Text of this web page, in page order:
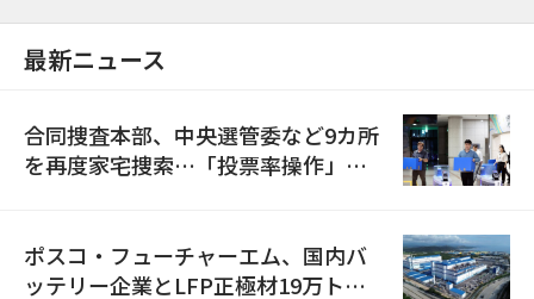
最新ニュース
合同捜査本部、中央選管委など9カ所
を再度家宅捜索…「投票率操作」の
ポスコ・フューチャーエム、国内バ
ッテリー企業とLFP正極材19万トン